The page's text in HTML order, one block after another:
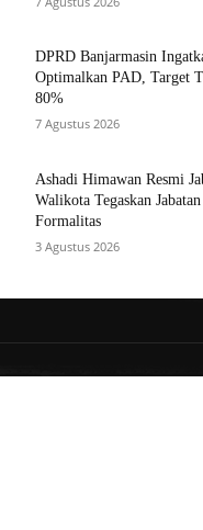
DPRD Banjarmasin
Optimalkan PAD, Target
80%
7 Agustus 2026
Ashadi Himawan Resmi
Walikota Tegaskan
Formalitas
3 Agustus 2026